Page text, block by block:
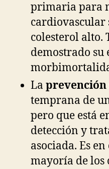
primaria para
cardiovascular
colesterol alto.
demostrado su
La prevención
temprana de
pero que está
detección y
asociada. Es
mayoría de los